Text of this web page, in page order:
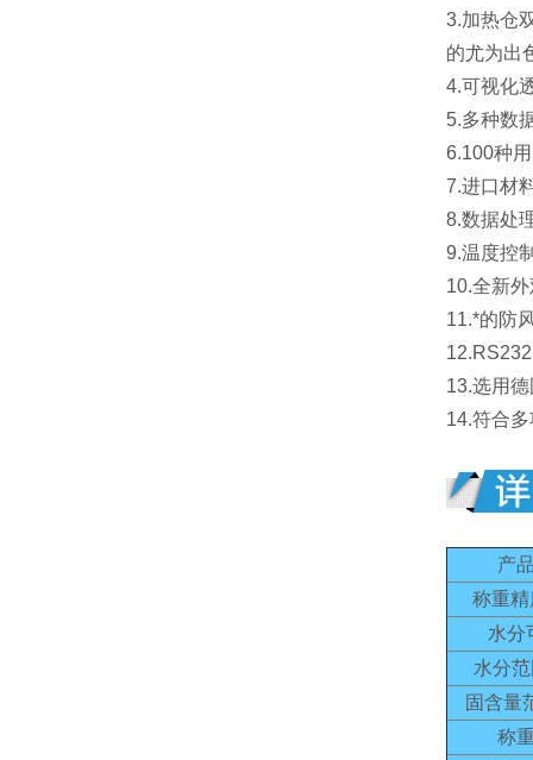
3.加热仓
的尤为出
4.可视化
5.多种数
6.100种
7.进口材
8.数据处
9.温度控
10.全新
11.*的防
13.选用
14.符合
产
称重
水分
水分
固含量
称